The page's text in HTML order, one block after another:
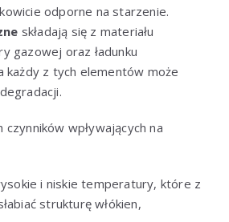
odporne na starzenie.
składają się z materiału
gazowej oraz ładunku
każdy z tych elementów może
czynników wpływających na
i niskie temperatury, które z
strukturę włókien,